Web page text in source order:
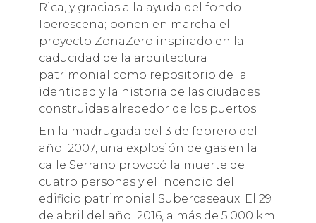
Rica, y gracias a la ayuda del fondo
Iberescena; ponen en marcha el
proyecto ZonaZero inspirado en la
caducidad de la arquitectura
patrimonial como repositorio de la
identidad y la historia de las ciudades
construidas alrededor de los puertos.
En la madrugada del 3 de febrero del
año 2007, una explosión de gas en la
calle Serrano provocó la muerte de
cuatro personas y el incendio del
edificio patrimonial Subercaseaux. El 29
de abril del año 2016, a más de 5.000 km